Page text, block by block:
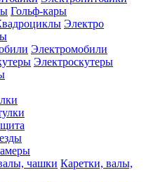
Гольф-кары
Электро
Электромобили
Электроскутеры
Каретки, валы,